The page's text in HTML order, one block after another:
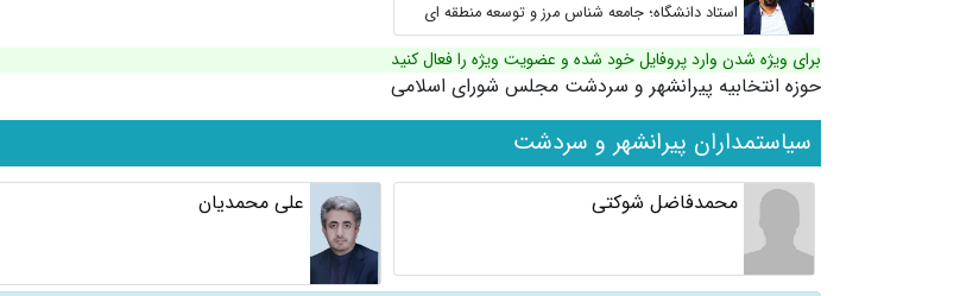
استاد دانشگاه؛ جامعه شناس مرز و توسعه منطقه ای
برای ویژه شدن وارد پروفایل خود شده و عضویت ویژه را فعال کنید
حوزه انتخابیه پیرانشهر و سردشت مجلس شورای اسلامی
سیاستمداران پیرانشهر و سردشت
محمدفاضل شوکتی علی محمدیان